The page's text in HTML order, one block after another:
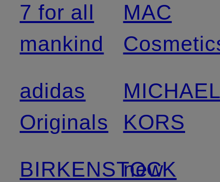
7 for all
mankind
adidas
Originals
BIRKENSTOCK
MAC
KORS
new